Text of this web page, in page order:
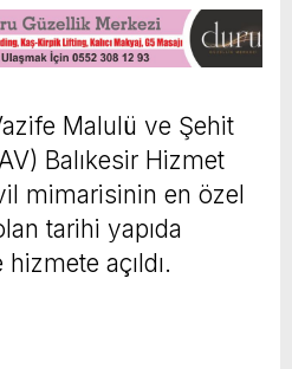
Malulü ve Şehit
Balıkesir Hizmet
mimarisinin en özel
tarihi yapıda
açıldı.